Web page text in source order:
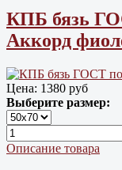
КПБ бязь
Аккорд
Цена: 1380 руб
Выберите размер:
Описание товара